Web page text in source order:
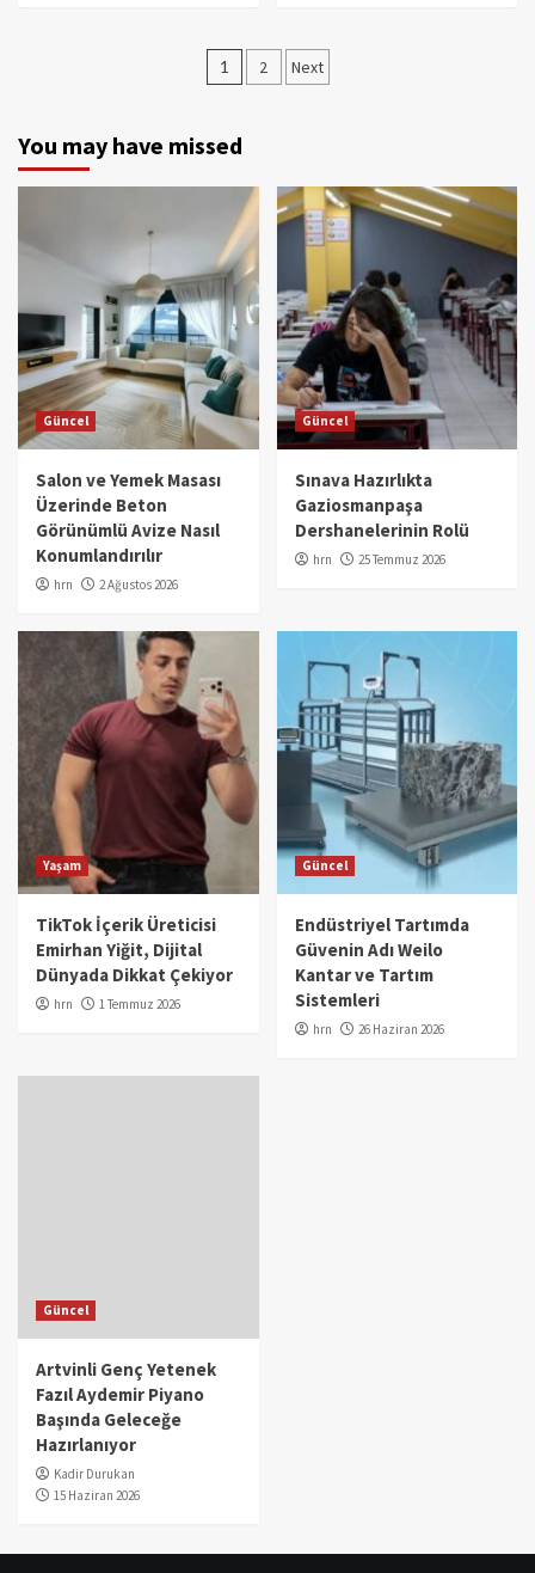
Yazı
1 2 Next
You may have missed
Güncel
Salon ve Yemek Masası
Üzerinde Beton
Görünümlü Avize Nasıl
Konumlandırılır
hrn 2 Ağustos 2026
Güncel
Sınava Hazırlıkta
Gaziosmanpaşa
Dershanelerinin Rolü
hrn 25 Temmuz 2026
Yaşam
TikTok İçerik Üreticisi
Emirhan Yiğit, Dijital
Dünyada Dikkat Çekiyor
hrn 1 Temmuz 2026
Güncel
Endüstriyel Tartımda
Güvenin Adı Weilo
Kantar ve Tartım
Sistemleri
hrn 26 Haziran 2026
Güncel
Artvinli Genç Yetenek
Fazıl Aydemir Piyano
Başında Geleceğe
Hazırlanıyor
Kadir Durukan
15 Haziran 2026